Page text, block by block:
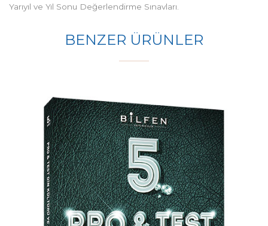
Yarıyıl ve Yıl Sonu Değerlendirme Sınavları.
BENZER ÜRÜNLER